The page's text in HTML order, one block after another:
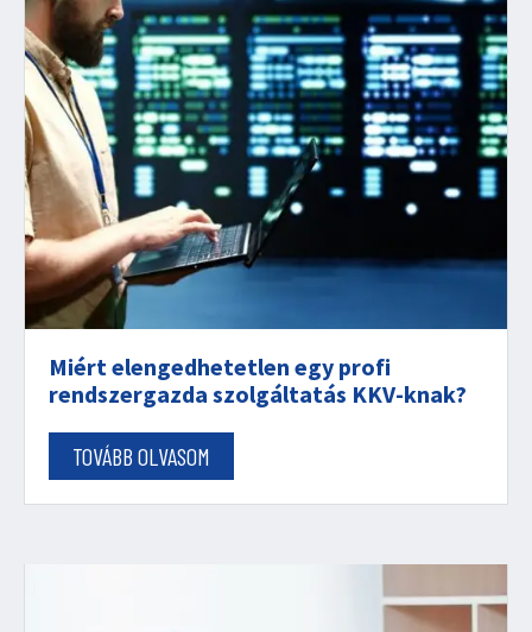
Miért elengedhetetlen egy profi
rendszergazda szolgáltatás KKV-knak?
TOVÁBB OLVASOM